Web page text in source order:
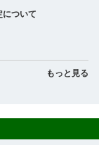
について
もっと見る